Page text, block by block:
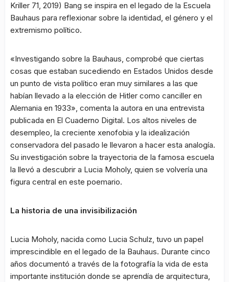
Kriller 71, 2019) Bang se inspira en el legado de la Escuela
Bauhaus para reflexionar sobre la identidad, el género y el
extremismo político.
«Investigando sobre la Bauhaus, comprobé que ciertas
cosas que estaban sucediendo en Estados Unidos desde
un punto de vista político eran muy similares a las que
habían llevado a la elección de Hitler como canciller en
Alemania en 1933», comenta la autora en una entrevista
publicada en El Cuaderno Digital. Los altos niveles de
desempleo, la creciente xenofobia y la idealización
conservadora del pasado le llevaron a hacer esta analogía.
Su investigación sobre la trayectoria de la famosa escuela
la llevó a descubrir a Lucia Moholy, quien se volvería una
figura central en este poemario.
La historia de una invisibilización
Lucia Moholy, nacida como Lucia Schulz, tuvo un papel
imprescindible en el legado de la Bauhaus. Durante cinco
años documentó a través de la fotografía la vida de esta
importante institución donde se aprendía de arquitectura,